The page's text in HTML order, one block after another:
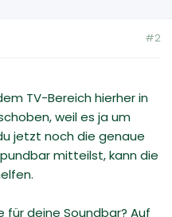
#2
TV-Bereich hierher in
weil es ja um
jetzt noch die genaue
mitteilst, kann die
deine Soundbar? Auf